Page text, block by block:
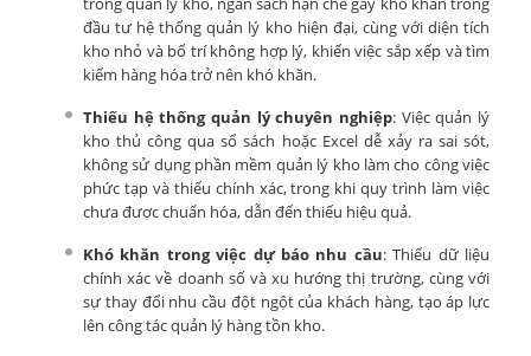
đầu tư hệ thống quản lý kho hiện đại, cùng với diện tích
kho nhỏ và bố trí không hợp lý, khiến việc sắp xếp và tìm
kiếm hàng hóa trở nên khó khăn.
Thiếu hệ thống quản lý chuyên nghiệp: Việc quản lý
kho thủ công qua sổ sách hoặc Excel dễ xảy ra sai sót,
không sử dụng phần mềm quản lý kho làm cho công việc
phức tạp và thiếu chính xác, trong khi quy trình làm việc
chưa được chuẩn hóa, dẫn đến thiếu hiệu quả.
Khó khăn trong việc dự báo nhu cầu: Thiếu dữ liệu
chính xác về doanh số và xu hướng thị trường, cùng với
sự thay đổi nhu cầu đột ngột của khách hàng, tạo áp lực
lên công tác quản lý hàng tồn kho.